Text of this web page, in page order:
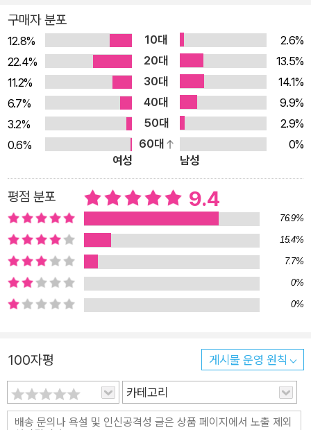
구매자 분포
12.8% 10대
2.6%
22.4%
20대
13.5%
11.2%
30대
14.1%
6.7%
40대
9.9%
3.2%
50대
2.9%
0.6%
60대
0%
여성
남성
평점 분포 9.4
76.9%
15.4%
7.7%
0%
0%
100자평 게시물 운영 원칙
카테고리